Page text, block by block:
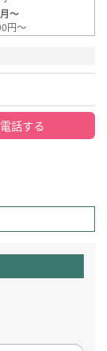
～
円～
電話する